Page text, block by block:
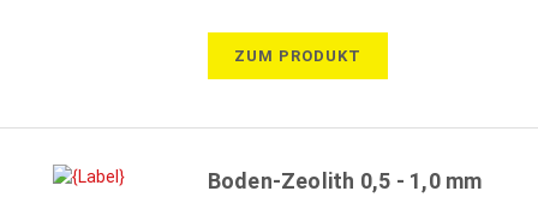
ZUM PRODUKT
Boden-Zeolith 0,5 - 1,0 mm